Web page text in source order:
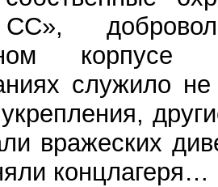
служило
вражеских
концлагеря…